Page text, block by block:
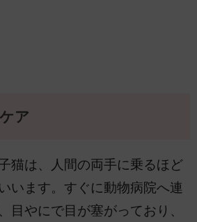
ア
猫は、人間の両手に乗るほど
います。すぐに動物病院へ連
目やにで目が塞がっており、